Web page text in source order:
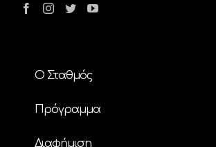
Ο Σταθμός
Πρόγραμμα
Διαφήμιση